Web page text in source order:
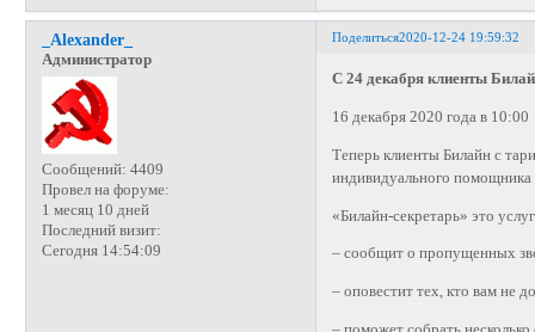
Поделиться2020-12-24 19:59:32
_Alexander_
Администратор
Сообщений: 4409
Провел на форуме:
1 месяц 10 дней
Последний визит:
Сегодня 14:54:09
С 24 декабря клиенты
16 декабря 2020 года в 10:00
Теперь клиенты Билайн с
индивидуального помощника
«Билайн-секретарь» это
– сообщит о пропущенных
– оповестит тех, кто вам не